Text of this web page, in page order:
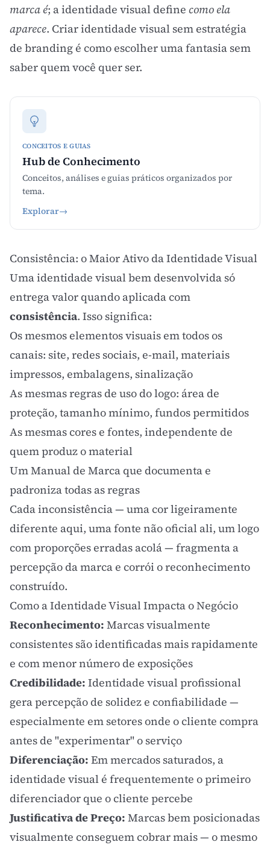
marca é; a identidade visual define como ela
aparece. Criar identidade visual sem estratégia
de branding é como escolher uma fantasia sem
saber quem você quer ser.
CONCEITOS E GUIAS
Hub de Conhecimento
Conceitos, análises e guias práticos organizados por
tema.
Explorar→
Consistência: o Maior Ativo da Identidade Visual
Uma identidade visual bem desenvolvida só
entrega valor quando aplicada com
consistência. Isso significa:
Os mesmos elementos visuais em todos os
canais: site, redes sociais, e-mail, materiais
impressos, embalagens, sinalização
As mesmas regras de uso do logo: área de
proteção, tamanho mínimo, fundos permitidos
As mesmas cores e fontes, independente de
quem produz o material
UmManual de Marcaque documenta e
padroniza todas as regras
Cada inconsistência — uma cor ligeiramente
diferente aqui, uma fonte não oficial ali, um logo
com proporções erradas acolá — fragmenta a
percepção da marca e corrói o reconhecimento
construído.
Como a Identidade Visual Impacta o Negócio
Reconhecimento: Marcas visualmente
consistentes são identificadas mais rapidamente
e com menor número de exposições
Credibilidade: Identidade visual profissional
gera percepção de solidez e confiabilidade —
especialmente em setores onde o cliente compra
antes de "experimentar" o serviço
Diferenciação: Em mercados saturados, a
identidade visual é frequentemente o primeiro
diferenciador que o cliente percebe
Justificativa de Preço: Marcas bem posicionadas
visualmente conseguem cobrar mais — o mesmo